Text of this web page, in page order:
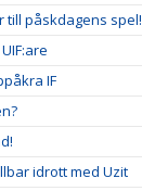
till påskdagens spel!
IF
idrott med Uzit